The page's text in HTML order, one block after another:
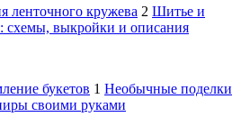
ленточного кружева 2 Шитье и
схемы, выкройки и описания
букетов 1 Необычные поделки
своими руками